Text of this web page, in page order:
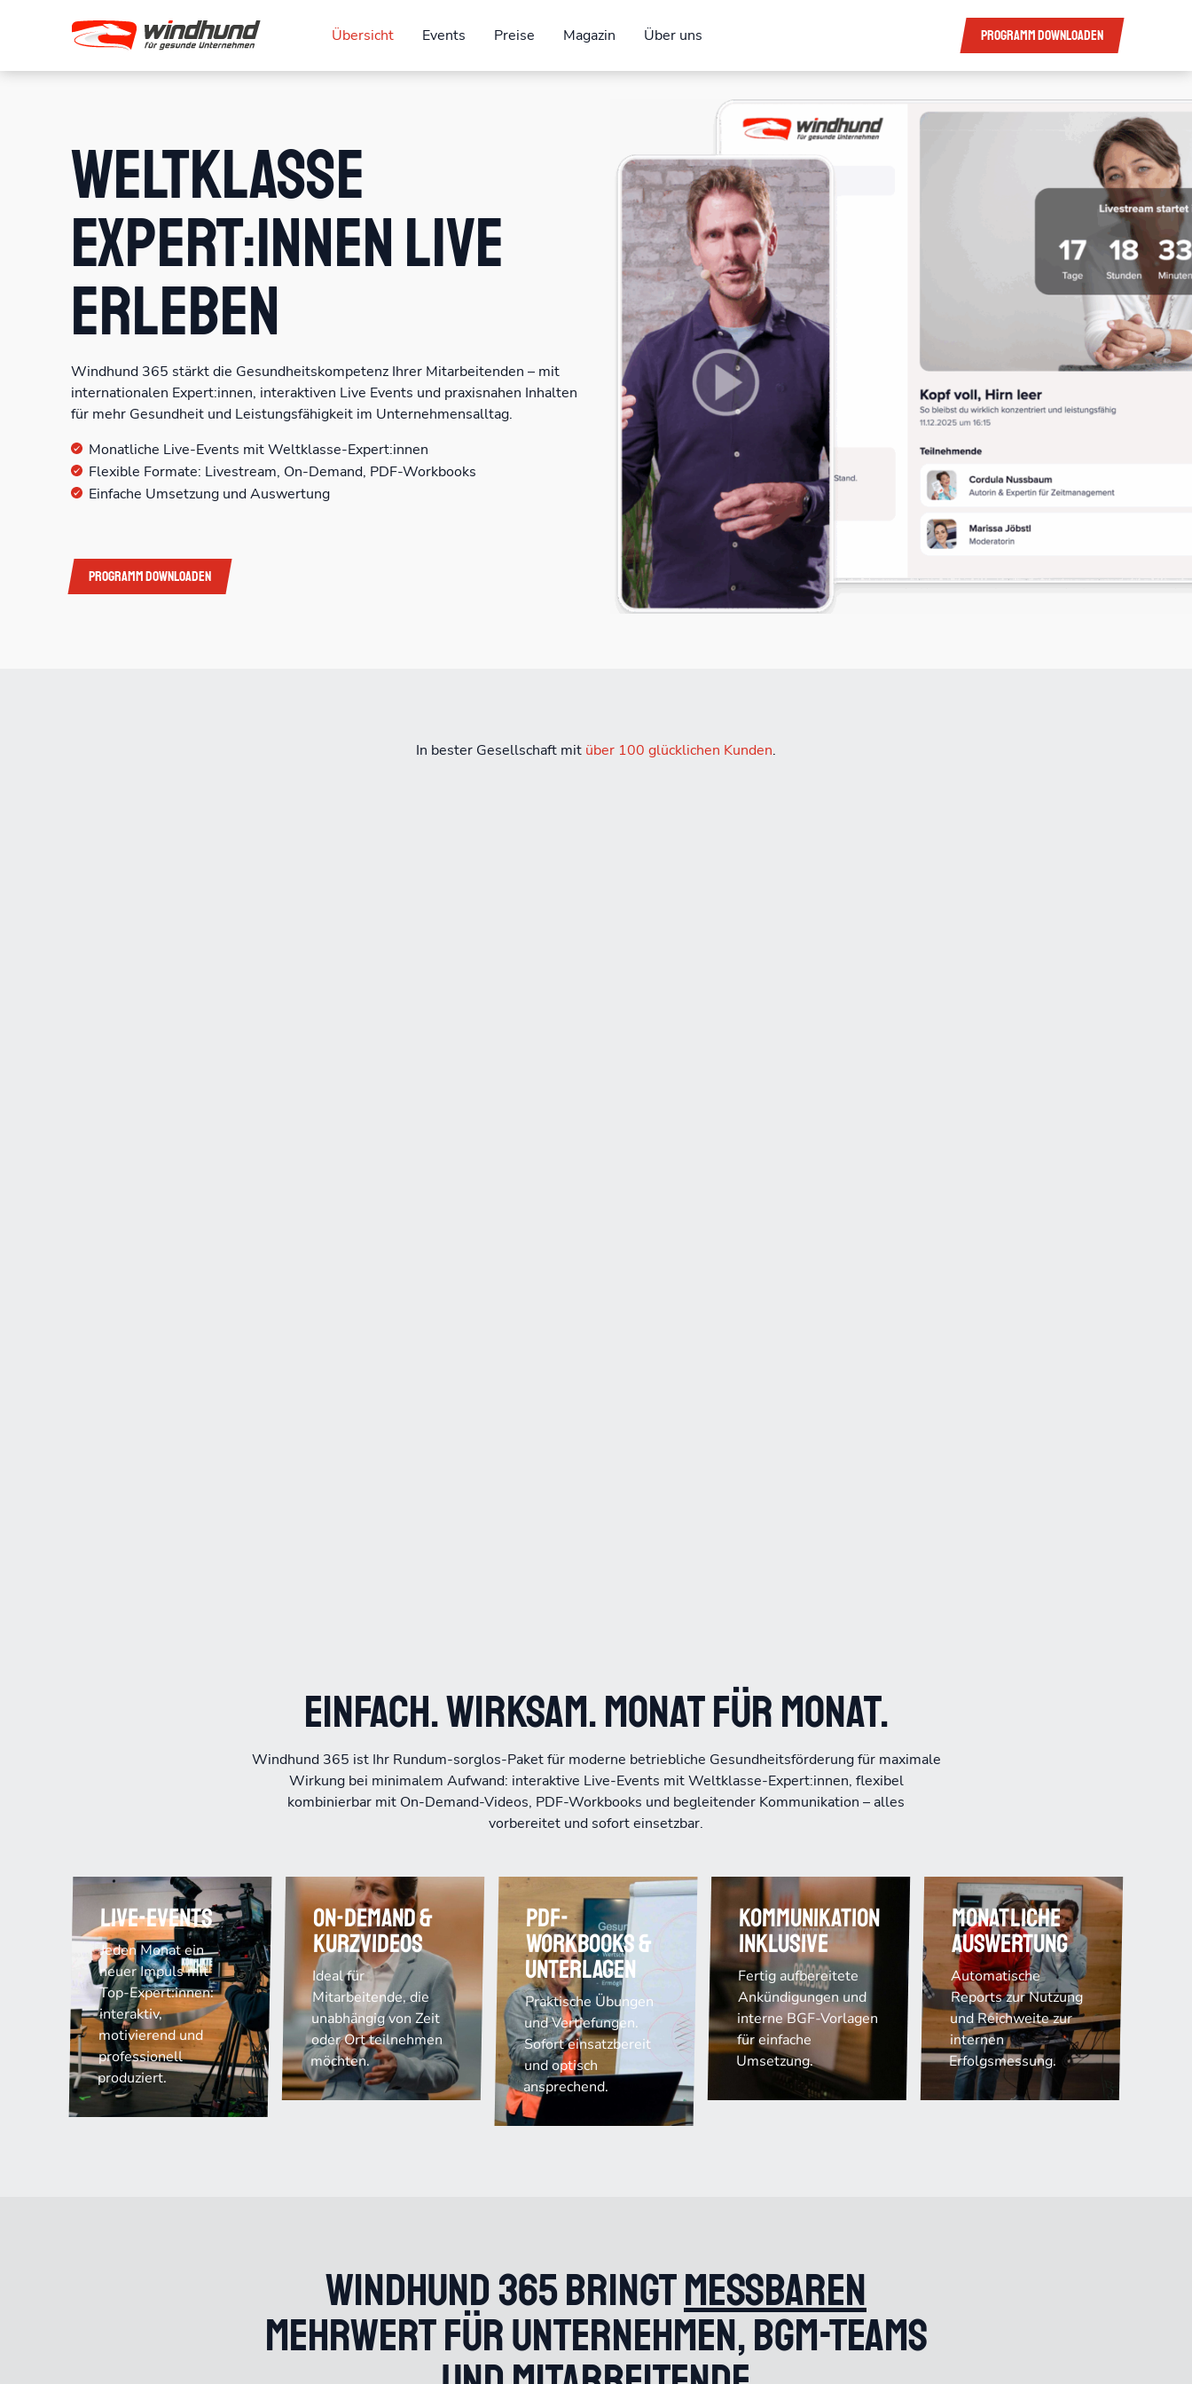
Übersicht Events Preise Magazin Über uns Programmdownloaden
Weltklasse
Expert:innen live
erleben
Windhund 365 stärkt die Gesundheitskompetenz Ihrer Mitarbeitenden – mit
internationalen Expert:innen, interaktiven Live Events und praxisnahen Inhalten
für mehr Gesundheit und Leistungsfähigkeit im Unternehmensalltag.
Monatliche Live-Events mit Weltklasse-Expert:innen
Flexible Formate: Livestream, On-Demand, PDF-Workbooks
Einfache Umsetzung und Auswertung
Programm downloaden
In bester Gesellschaft mit über 100 glücklichen Kunden.
Einfach. Wirksam. Monat für Monat.
Windhund 365 ist Ihr Rundum-sorglos-Paket für moderne betriebliche Gesundheitsförderung für maximale
Wirkung bei minimalem Aufwand: interaktive Live-Events mit Weltklasse-Expert:innen, flexibel
kombinierbar mit On-Demand-Videos, PDF-Workbooks und begleitender Kommunikation – alles
vorbereitet und sofort einsetzbar.
Live-Events
Jeden Monat ein
neuer Impuls mit
Top-Expert:innen:
interaktiv,
motivierend und
professionell
produziert.
On-Demand &
Kurzvideos
Ideal für
Mitarbeitende, die
unabhängig von Zeit
oder Ort teilnehmen
möchten.
PDF-
Workbooks &
Unterlagen
Praktische Übungen
und Vertiefungen.
Sofort einsatzbereit
und optisch
ansprechend.
Kommunikation
inklusive
Fertig aufbereitete
Ankündigungen und
interne BGF-Vorlagen
für einfache
Umsetzung.
Monatliche
Auswertung
Automatische
Reports zur Nutzung
und Reichweite zur
internen
Erfolgsmessung.
Windhund 365 bringtmessbaren
Mehrwert für Unternehmen, BGM-Teams